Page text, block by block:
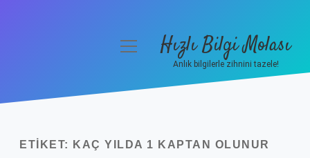
Yasal Uyarı
menüyüHızlı Bilgi Molası
Anlık bilgilerle zihnini tazele!
ETIKET: KAÇ YILDA 1 KAPTAN OLUNUR